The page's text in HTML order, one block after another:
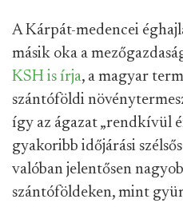
A Kárpát-medencei
másik oka a
KSH is írja, a magyar
szántóföldi
így az ágazat „rendkívül
gyakoribb időjárási
valóban jelentősen
szántóföldeken, mint